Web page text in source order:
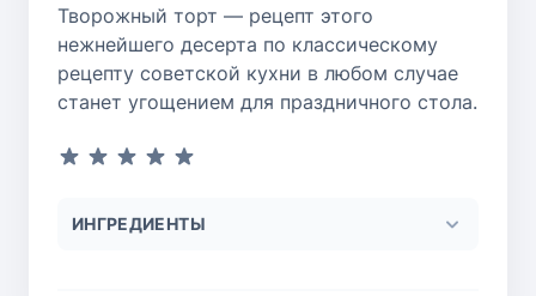
Творожный торт — рецепт этого
нежнейшего десерта по классическому
рецепту советской кухни в любом случае
станет угощением для праздничного стола.
ИНГРЕДИЕНТЫ